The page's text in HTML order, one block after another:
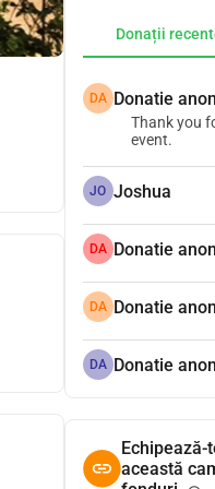
Donații
DA Donatie
Thank you
event.
JO Joshua
DA Donatie
DA Donatie
DA Donatie
Echipează-
această